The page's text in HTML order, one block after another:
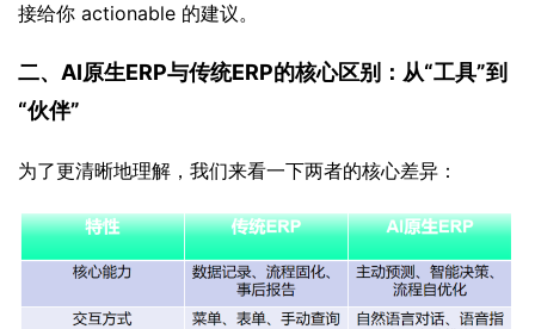
接给你 actionable 的建议。
二、AI原生ERP与传统ERP的核心区别：从“工具”到
“伙伴”
为了更清晰地理解，我们来看一下两者的核心差异：